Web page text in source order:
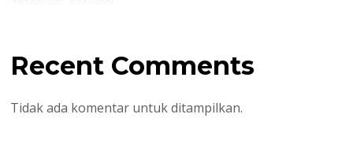
Recent Comments
Tidak ada komentar untuk ditampilkan.